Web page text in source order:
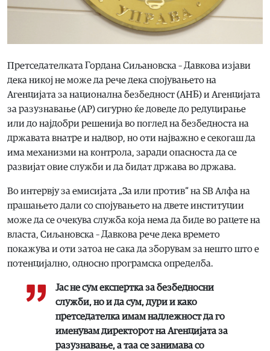
Претседателката Гордана Сиљановска – Давкова изјави
дека никој не може да рече дека спојувањето на
Агенцијата за национална безбедност (АНБ) и Агенцијата
за разузнавање (АР) сигурно ќе доведе до редуцирање
или до најдобри решенија во поглед на безбедноста на
државата внатре и надвор, но оти најважно е секогаш да
има механизми на контрола, заради опасноста да се
развијат овие служби и да бидат држава во држава.
Во интервју за емисијата „За или против“ на ЅВ Алфа на
прашањето дали со спојувањето на двете институции
може да се очекува служба која нема да биде во рацете на
власта, Сиљановска – Давкова рече дека времето
покажува и оти затоа не сака да зборувам за нешто што е
потенцијално, односно програмска определба.
Јас не сум експертка за безбедносни
служби, но и да сум, дури и како
претседателка имам надлежност да го
именувам директорот на Агенцијата за
разузнавање, а таа се занимава со